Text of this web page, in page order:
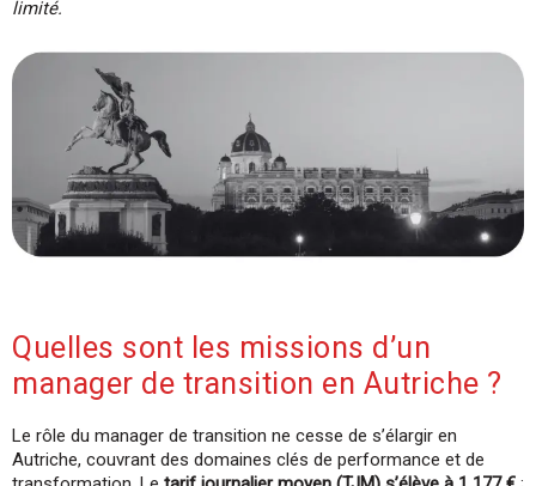
limité.
Quelles sont les missions d’un
manager de transition en Autriche ?
Le rôle du manager de transition ne cesse de s’élargir en
Autriche, couvrant des domaines clés de performance et de